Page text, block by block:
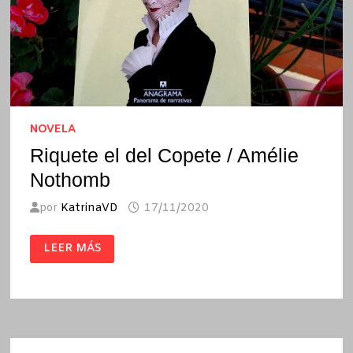
NOVELA
Riquete el del Copete / Amélie
Nothomb
por KatrinaVD 17/11/2020
RIQUETE
EL
DEL
AMÉLIE
LEER MÁS